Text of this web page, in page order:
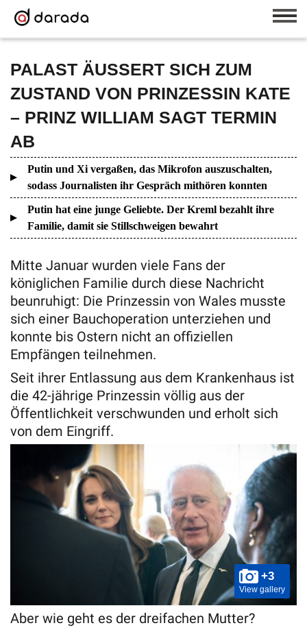
PALAST ÄUSSERT SICH ZUM
ZUSTAND VON PRINZESSIN KATE
– PRINZ WILLIAM SAGT TERMIN
AB
Putin und Xi vergaßen, das Mikrofon auszuschalten,
sodass Journalisten ihr Gespräch mithören konnten
Putin hat eine junge Geliebte. Der Kreml bezahlt ihre
Familie, damit sie Stillschweigen bewahrt
Mitte Januar wurden viele Fans der
königlichen Familie durch diese Nachricht
beunruhigt: Die Prinzessin von Wales musste
sich einer Bauchoperation unterziehen und
konnte bis Ostern nicht an offiziellen
Empfängen teilnehmen.
Seit ihrer Entlassung aus dem Krankenhaus ist
die 42-jährige Prinzessin völlig aus der
Öffentlichkeit verschwunden und erholt sich
von dem Eingriff.
+3
View gallery
Aber wie geht es der dreifachen Mutter?